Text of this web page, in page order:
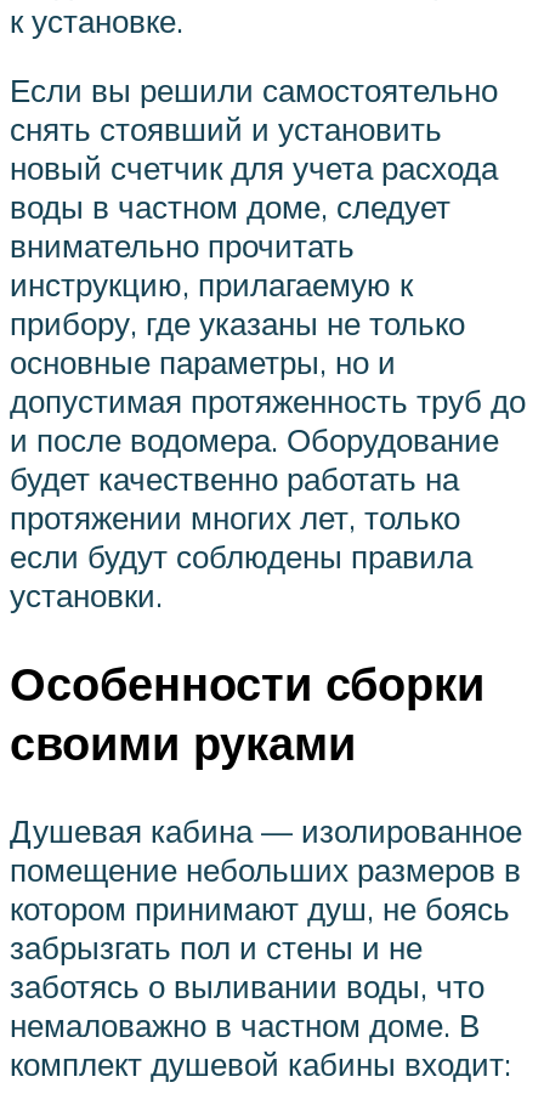
к установке.
Если вы решили самостоятельно
снять стоявший и установить
новый счетчик для учета расхода
воды в частном доме, следует
внимательно прочитать
инструкцию, прилагаемую к
прибору, где указаны не только
основные параметры, но и
допустимая протяженность труб до
и после водомера. Оборудование
будет качественно работать на
протяжении многих лет, только
если будут соблюдены правила
установки.
Особенности сборки
своими руками
Душевая кабина — изолированное
помещение небольших размеров в
котором принимают душ, не боясь
забрызгать пол и стены и не
заботясь о выливании воды, что
немаловажно в частном доме. В
комплект душевой кабины входит: